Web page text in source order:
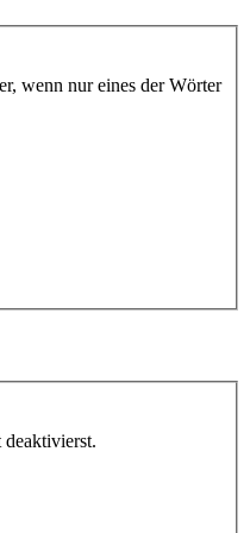
wenn nur eines der Wörter